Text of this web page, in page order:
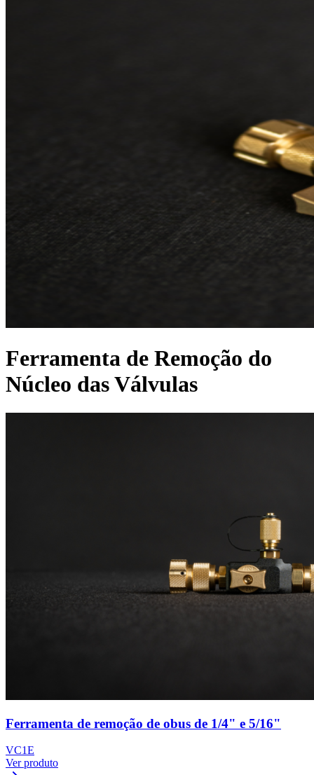
Ferramenta de Remoção do
Núcleo das Válvulas
Ferramenta de remoção de obus de 1/4" e 5/16"
VC1E
Ver produto